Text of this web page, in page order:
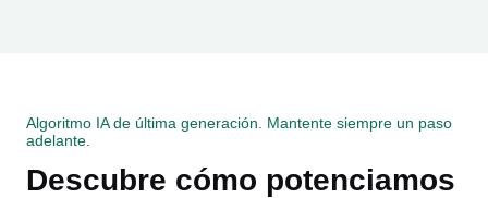
Algoritmo IA de última generación. Mantente siempre un paso
adelante.
Descubre cómo potenciamos